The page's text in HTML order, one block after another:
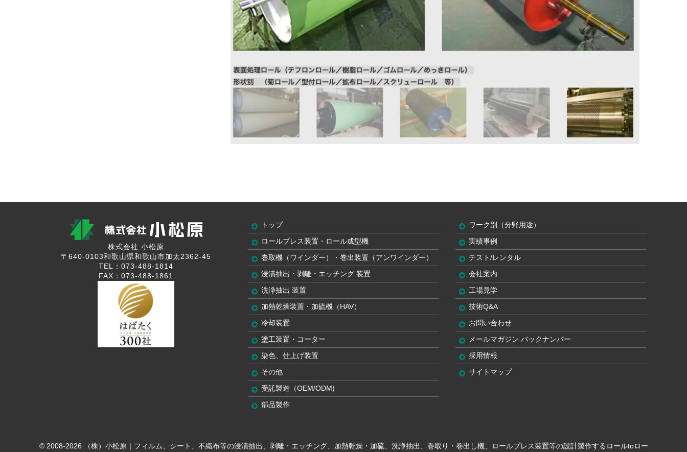
株式会社 小松原
〒640-0103和歌山県和歌山市加太2362-45
TEL：073-488-1814
FAX：073-488-1861
トップ
ロールプレス装置・ロール成型機
巻取機（ワインダー）・巻出装置（アンワインダー）
浸漬抽出・剥離・エッチング 装置
洗浄抽出 装置
加熱乾燥装置・加硫機（HAV）
冷却装置
塗工装置・コーター
染色、仕上げ装置
その他
受託製造（OEM/ODM)
部品製作
ワーク別（分野用途）
実績事例
テスト/レンタル
会社案内
工場見学
技術Q&A
お問い合わせ
メールマガジン バックナンバー
採用情報
サイトマップ
© 2008-2026 （株）小松原｜フィルム、シート、不織布等の浸漬抽出、剥離・エッチング、加熱乾燥・加硫、洗浄抽出、巻取り・巻出し機、ロールプレス装置等の設計製作するロールtoロー